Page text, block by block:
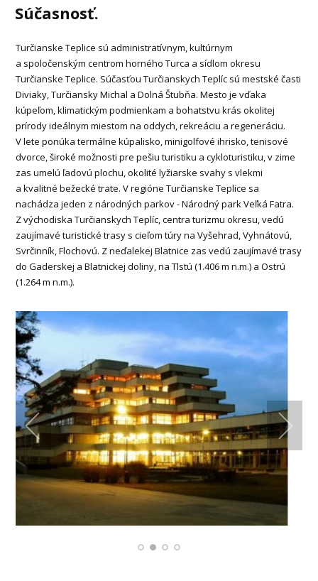
Súčasnosť.
Turčianske Teplice sú administratívnym, kultúrnym
a spoločenským centrom horného Turca a sídlom okresu
Turčianske Teplice. Súčasťou Turčianskych Teplíc sú mestské časti
Diviaky, Turčiansky Michal a Dolná Štubňa. Mesto je vďaka
kúpeľom, klimatickým podmienkam a bohatstvu krás okolitej
prírody ideálnym miestom na oddych, rekreáciu a regeneráciu.
V lete ponúka termálne kúpalisko, minigolfové ihrisko, tenisové
dvorce, široké možnosti pre pešiu turistiku a cykloturistiku, v zime
zas umelú ľadovú plochu, okolité lyžiarske svahy s vlekmi
a kvalitné bežecké trate. V regióne Turčianske Teplice sa
nachádza jeden z národných parkov - Národný park Veľká Fatra.
Z východiska Turčianskych Teplíc, centra turizmu okresu, vedú
zaujímavé turistické trasy s cieľom túry na Vyšehrad, Vyhnátovú,
Svrčinník, Flochovú. Z neďalekej Blatnice zas vedú zaujímavé trasy
do Gaderskej a Blatnickej doliny, na Tlstú (1.406 m n.m.) a Ostrú
(1.264 m n.m.).